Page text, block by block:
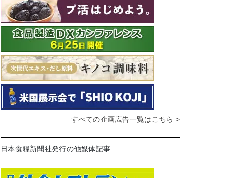
すべての企画広告一覧はこちら >
日本食糧新聞社発行の他媒体記事